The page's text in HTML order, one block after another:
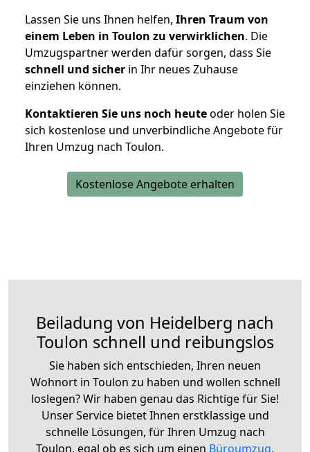
Lassen Sie uns Ihnen helfen, Ihren Traum von
einem Leben in Toulon zu verwirklichen. Die
Umzugspartner werden dafür sorgen, dass Sie
schnell und sicher in Ihr neues Zuhause
einziehen können.
Kontaktieren Sie uns noch heuteoder holen Sie
sich kostenlose und unverbindliche Angebote für
Ihren Umzug nach Toulon.
Kostenlose Angebote erhalten
Beiladung von Heidelberg nach
Toulon schnell und reibungslos
Sie haben sich entschieden, Ihren neuen
Wohnort in Toulon zu haben und wollen schnell
loslegen? Wir haben genau das Richtige für Sie!
Unser Service bietet Ihnen erstklassige und
schnelle Lösungen, für Ihren Umzug nach
Toulon, egal ob es sich um einen Büroumzug,